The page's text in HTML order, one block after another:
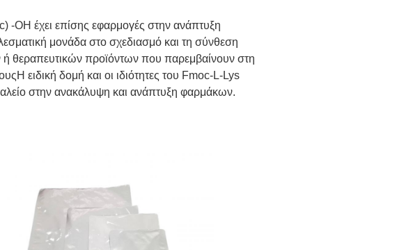
έχει επίσης εφαρμογές στην ανάπτυξη
μονάδα στο σχεδιασμό και τη σύνθεση
θεραπευτικών προϊόντων που παρεμβαίνουν στη
ειδική δομή και οι ιδιότητες του Fmoc-L-Lys
στην ανακάλυψη και ανάπτυξη φαρμάκων.